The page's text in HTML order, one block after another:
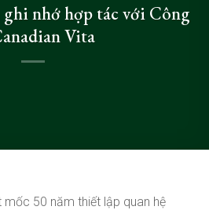
nhớ hợp tác với Công
Vita
50 năm thiết lập quan hệ